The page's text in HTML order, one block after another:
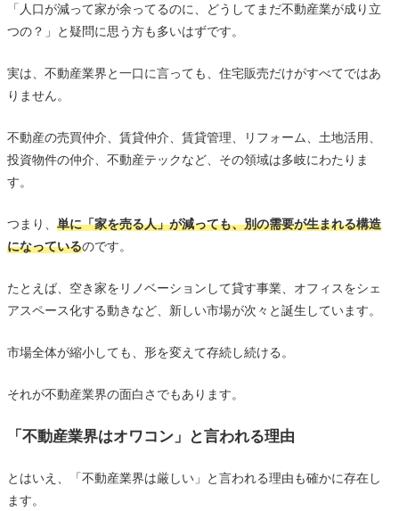
将来性が高い会社を見分けるポイント
まとめ｜不動産業界は「衰退」ではなく「再編の時代」
へ
「人口が減って家が余ってるのに、どうしてまだ不動産業が成り立
つの？」と疑問に思う方も多いはずです。
実は、不動産業界と一口に言っても、住宅販売だけがすべてではあ
りません。
不動産の売買仲介、賃貸仲介、賃貸管理、リフォーム、土地活用、
投資物件の仲介、不動産テックなど、その領域は多岐にわたりま
す。
つまり、 単に「家を売る人」が減っても、別の需要が生まれる構造
になっているのです。
たとえば、空き家をリノベーションして貸す事業、オフィスをシェ
アスペース化する動きなど、新しい市場が次々と誕生しています。
市場全体が縮小しても、形を変えて存続し続ける。
それが不動産業界の面白さでもあります。
「不動産業界はオワコン」と言われる理由
とはいえ、「不動産業界は厳しい」と言われる理由も確かに存在し
ます。